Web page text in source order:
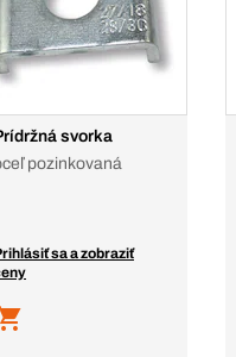
svorka
pozinkovaná
sa a zobraziť